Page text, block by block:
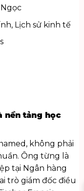
Lịch sử kinh tế
nền tảng học
không phải
Ông từng là
tại Ngân hàng
trò giám đốc điều